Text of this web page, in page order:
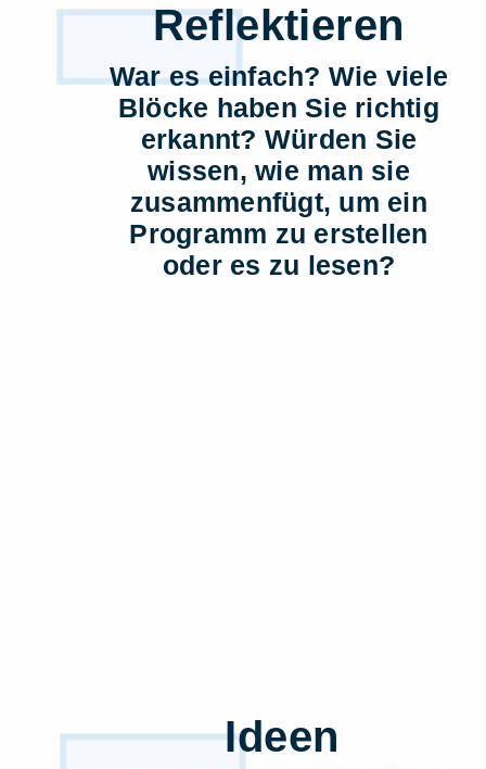
Reflektieren
War es einfach? Wie viele
Blöcke haben Sie richtig
erkannt? Würden Sie
wissen, wie man sie
zusammenfügt, um ein
Programm zu erstellen
oder es zu lesen?
Ideen